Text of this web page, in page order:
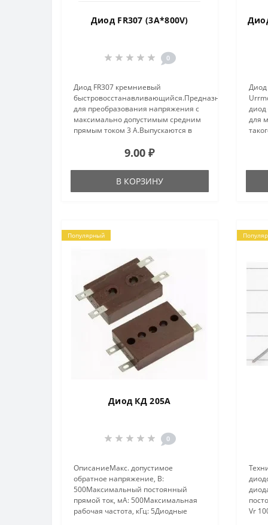
Диод FR307 (3A*800V)
0
Диод FR307 кремниевый
быстровосстанавливающийся.Предназначен
для преобразования напряжения с
максимально допустимым средним
прямым током 3 А.Выпускаются в
выводами.На корпусе со стороны
9.00 ₽
В КОРЗИНУ
диод
для
Популярный
Диод КД 205А
0
ОписаниеМакс. допустимое
обратное напряжение, В:
500Максимальный постоянный
прямой ток, мА: 500Максимальная
рабочая частота, кГц: 5Диодные
Vr